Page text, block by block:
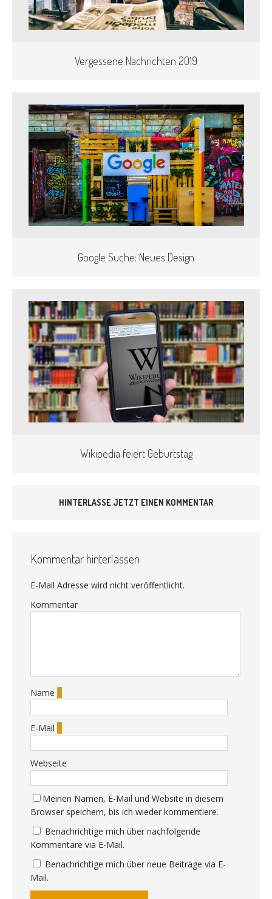
Vergessene Nachrichten 2019
Google Suche: Neues Design
Wikipedia feiert Geburtstag
HINTERLASSE JETZT EINEN KOMMENTAR
Kommentar hinterlassen
E-Mail Adresse wird nicht veröffentlicht.
Kommentar
Name *
E-Mail *
Webseite
Meinen Namen, E-Mail und Website in diesem
Browser speichern, bis ich wieder kommentiere.
Benachrichtige mich über nachfolgende
Kommentare via E-Mail.
Benachrichtige mich über neue Beiträge via E-
Mail.